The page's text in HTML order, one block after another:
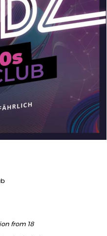
from 18